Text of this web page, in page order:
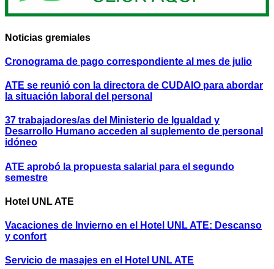
Noticias gremiales
Cronograma de pago correspondiente al mes de julio
ATE se reunió con la directora de CUDAIO para abordar
la situación laboral del personal
37 trabajadores/as del Ministerio de Igualdad y
Desarrollo Humano acceden al suplemento de personal
idóneo
ATE aprobó la propuesta salarial para el segundo
semestre
Hotel UNL ATE
Vacaciones de Invierno en el Hotel UNL ATE: Descanso
y confort
Servicio de masajes en el Hotel UNL ATE